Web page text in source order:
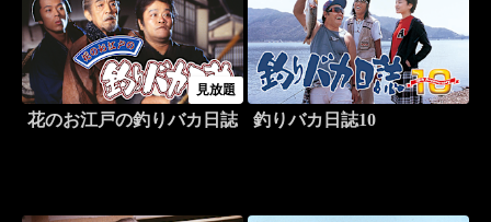
見放題
花のお江戸の釣りバカ日誌 釣りバカ日誌10